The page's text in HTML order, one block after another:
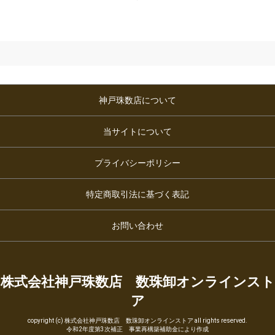
神戸珠数店について
当サイトについて
プライバシーポリシー
特定商取引法に基づく表記
お問い合わせ
株式会社神戸珠数店 数珠卸オンラインスト
ア
copyright (c) 株式会社神戸珠数店 数珠卸オンラインストア all rights reserved.
令和2年度第3次補正 事業再構築補助金により作成